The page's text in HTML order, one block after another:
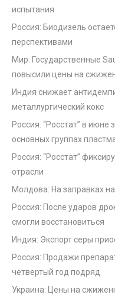
испытания
Россия: Биодизель
перспективами
Мир: Государственные
повысили цены на
Индия снижает
металлургический кокс
Россия: “Росстат” в
основных группах
Россия: “Росстат”
отрасли
Молдова: На заправках
Россия: После ударов
смогли восстановиться
Индия: Экспорт серы
Россия: Продажи
четвертый год подряд
Украина: Цены на